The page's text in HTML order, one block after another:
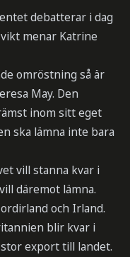
debatterar i dag
menar Katrine
omröstning så är
May. Den
inom sitt eget
ska lämna inte bara
vill stanna kvar i
däremot lämna.
och Irland.
blir kvar i
export till landet.